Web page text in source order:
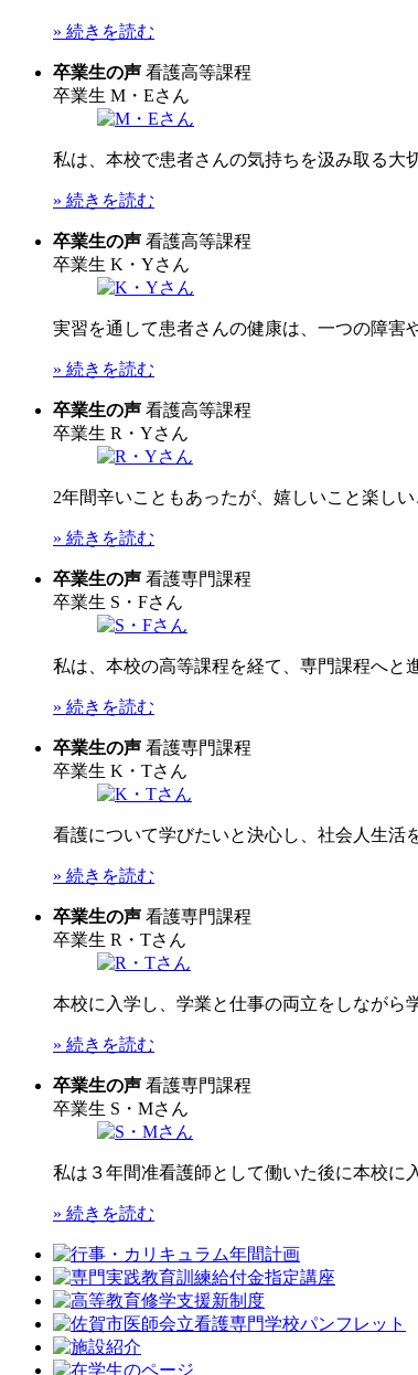
» 続きを読む
卒業生の声 看護高等課程
卒業生 M・Eさん
私は、本校で患者さんの気持ちを汲み取る大
» 続きを読む
卒業生の声 看護高等課程
卒業生 K・Yさん
実習を通して患者さんの健康は、一つの障害
» 続きを読む
卒業生の声 看護高等課程
卒業生 R・Yさん
2年間辛いこともあったが、嬉しいこと楽し
» 続きを読む
卒業生の声 看護専門課程
卒業生 S・Fさん
私は、本校の高等課程を経て、専門課程へと
» 続きを読む
卒業生の声 看護専門課程
卒業生 K・Tさん
看護について学びたいと決心し、社会人生活
» 続きを読む
卒業生の声 看護専門課程
卒業生 R・Tさん
本校に入学し、学業と仕事の両立をしながら
» 続きを読む
卒業生の声 看護専門課程
卒業生 S・Mさん
私は３年間准看護師として働いた後に本校に
» 続きを読む